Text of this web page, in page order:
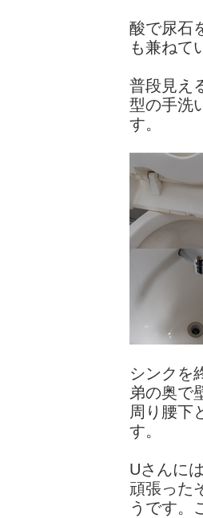
酸で尿石
も兼ねて
普段見え
型の手洗
す。
シンクを
弟の奥で
周り腰下
す。
Uさんに
頑張った
うです。